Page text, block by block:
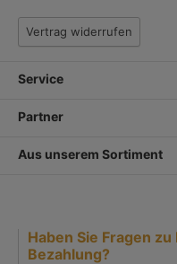
Vertrag widerrufen
Service
Partner
Aus unserem Sortiment
Haben Sie Fragen
Bezahlung?